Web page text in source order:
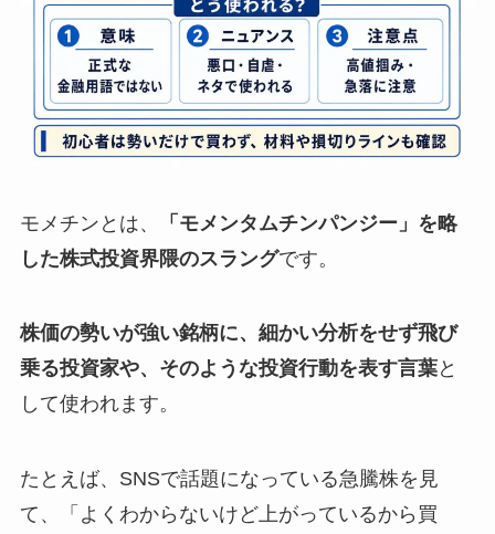
モメチンとは、
「モメンタムチンパンジー」を略
した株式投資界隈のスラングです。
株価の勢いが強い銘柄に、細かい分析をせず飛び
乗る投資家や、そのような投資行動を表す言葉と
して使われます。
たとえば、SNSで話題になっている急騰株を見
て、「よくわからないけど上がっているから買